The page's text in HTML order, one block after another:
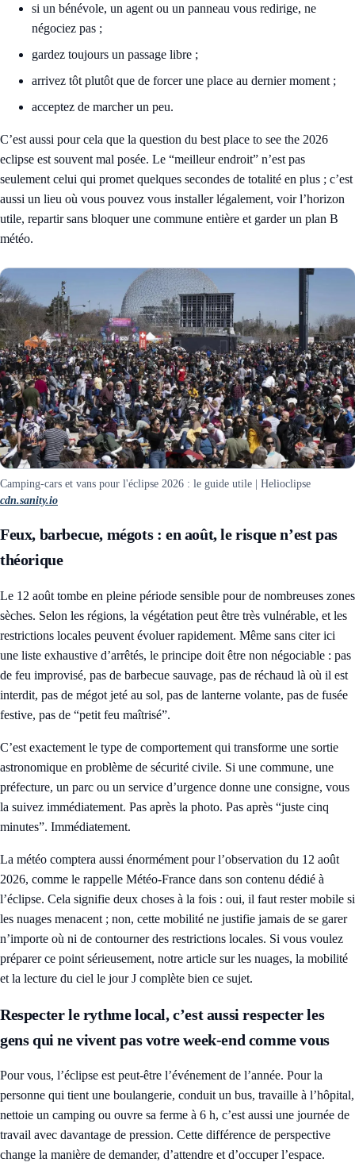
si un bénévole, un agent ou un panneau vous redirige, ne
négociez pas ;
gardez toujours un passage libre ;
arrivez tôt plutôt que de forcer une place au dernier moment ;
acceptez de marcher un peu.
C’est aussi pour cela que la question du best place to see the 2026
eclipse est souvent mal posée. Le “meilleur endroit” n’est pas
seulement celui qui promet quelques secondes de totalité en plus ; c’est
aussi un lieu où vous pouvez vous installer légalement, voir l’horizon
utile, repartir sans bloquer une commune entière et garder un plan B
météo.
Camping-cars et vans pour l'éclipse 2026 : le guide utile | Helioclipse
cdn.sanity.io
Feux, barbecue, mégots : en août, le risque n’est pas
théorique
Le 12 août tombe en pleine période sensible pour de nombreuses zones
sèches. Selon les régions, la végétation peut être très vulnérable, et les
restrictions locales peuvent évoluer rapidement. Même sans citer ici
une liste exhaustive d’arrêtés, le principe doit être non négociable : pas
de feu improvisé, pas de barbecue sauvage, pas de réchaud là où il est
interdit, pas de mégot jeté au sol, pas de lanterne volante, pas de fusée
festive, pas de “petit feu maîtrisé”.
C’est exactement le type de comportement qui transforme une sortie
astronomique en problème de sécurité civile. Si une commune, une
préfecture, un parc ou un service d’urgence donne une consigne, vous
la suivez immédiatement. Pas après la photo. Pas après “juste cinq
minutes”. Immédiatement.
La météo comptera aussi énormément pour l’observation du 12 août
2026, comme le rappelle Météo-France dans son contenu dédié à
l’éclipse. Cela signifie deux choses à la fois : oui, il faut rester mobile si
les nuages menacent ; non, cette mobilité ne justifie jamais de se garer
n’importe où ni de contourner des restrictions locales. Si vous voulez
préparer ce point sérieusement, notre article surles nuages, la mobilité
et la lecture du ciel le jour J complète bien ce sujet.
Respecter le rythme local, c’est aussi respecter les
gens qui ne vivent pas votre week-end comme vous
Pour vous, l’éclipse est peut-être l’événement de l’année. Pour la
personne qui tient une boulangerie, conduit un bus, travaille à l’hôpital,
nettoie un camping ou ouvre sa ferme à 6 h, c’est aussi une journée de
travail avec davantage de pression. Cette différence de perspective
change la manière de demander, d’attendre et d’occuper l’espace.